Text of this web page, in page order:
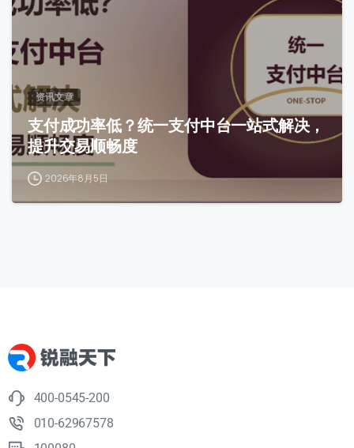
资讯文章
支付成功率低？统一支付中台一站式解决，
提升交易顺畅度
2026年8月5日
400-0545-200
010-62967578